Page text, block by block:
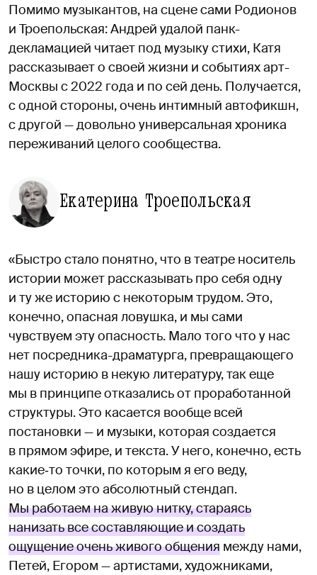
Помимо музыкантов, на сцене сами Родионов
и Троепольская: Андрей удалой панк-
декламацией читает под музыку стихи, Катя
рассказывает о своей жизни и событиях арт-
Москвы с 2022 года и по сей день. Получается,
с одной стороны, очень интимный автофикшн,
с другой — довольно универсальная хроника
переживаний целого сообщества.
Екатерина Троепольская
«Быстро стало понятно, что в театре носитель
истории может рассказывать про себя одну
и ту же историю с некоторым трудом. Это,
конечно, опасная ловушка, и мы сами
чувствуем эту опасность. Мало того что у нас
нет посредника-драматурга, превращающего
нашу историю в некую литературу, так еще
мы в принципе отказались от проработанной
структуры. Это касается вообще всей
постановки — и музыки, которая создается
в прямом эфире, и текста. У него, конечно, есть
какие‑то точки, по которым я его веду,
но в целом это абсолютный стендап.
Мы работаем на живую нитку, стараясь
нанизать все составляющие и создать
ощущение очень живого общения между нами,
Петей, Егором — артистами, художниками,